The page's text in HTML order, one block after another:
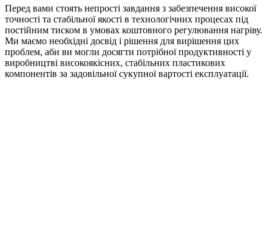
Перед вами стоять непрості завдання з забезпечення високої
точності та стабільної якості в технологічних процесах під
постійним тиском в умовах коштовного регулювання нагріву.
Ми маємо необхідні досвід і рішення для вирішення цих
проблем, аби ви могли досягти потрібної продуктивності у
виробництві високоякісних, стабільних пластикових
компонентів за задовільної сукупної вартості експлуатації.